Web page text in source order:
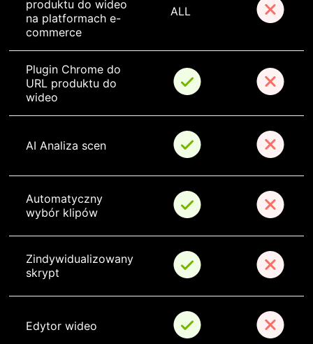
produktu do wideo
na platformach e-
commerce
ALL
Plugin Chrome do
URL produktu do
wideo
AI Analiza scen
Automatyczny
wybór klipów
Zindywidualizowany
skrypt
Edytor wideo